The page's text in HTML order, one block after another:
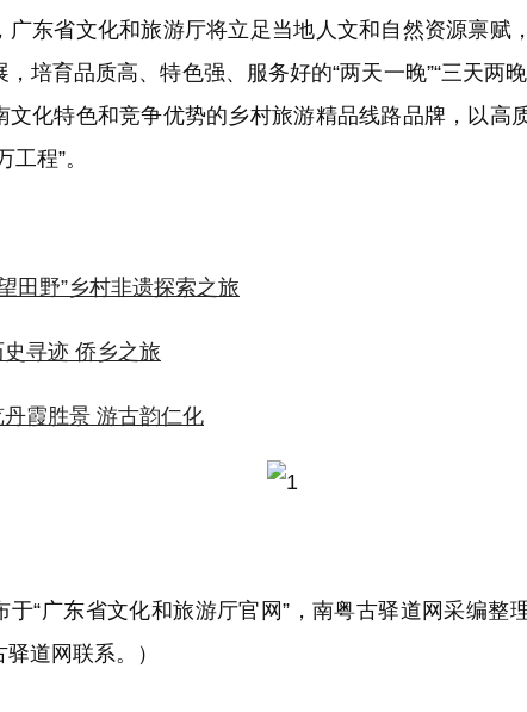
广东省文化和旅游厅将立足当地人文和自然资源禀赋
培育品质高、特色强、服务好的“两天一晚”“三天两
文化特色和竞争优势的乡村旅游精品线路品牌，以高
工程”。
田野”乡村非遗探索之旅
寻迹 侨乡之旅
霞胜景 游古韵仁化
广东省文化和旅游厅官网”，南粤古驿道网采编整
道网联系。）